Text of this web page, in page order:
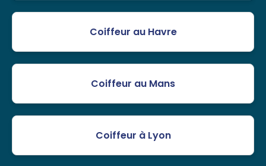
Coiffeur au Havre
Coiffeur au Mans
Coiffeur à Lyon